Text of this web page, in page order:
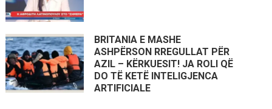
BRITANIA E MASHE
ASHPËRSON RREGULLAT PËR
AZIL – KËRKUESIT! JA ROLI QË
DO TË KETË INTELIGJENCA
ARTIFICIALE